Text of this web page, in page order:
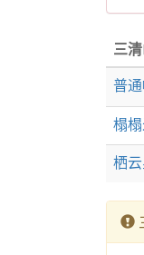
三
普
榻
栖云